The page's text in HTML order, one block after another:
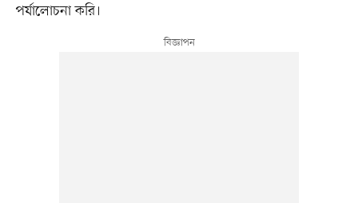
পর্যালোচনা করি।